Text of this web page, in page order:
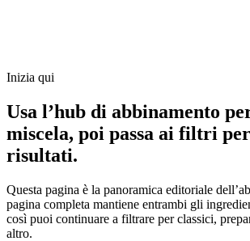
Inizia qui
Usa l’hub di abbinamento
miscela, poi passa ai filtri
risultati.
Questa pagina è la panoramica editoriale
pagina completa mantiene entrambi gli
così puoi continuare a filtrare per classici,
altro.